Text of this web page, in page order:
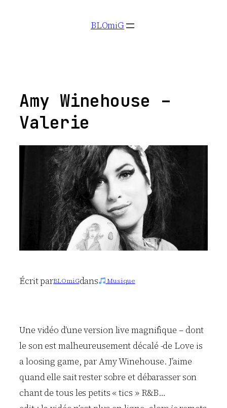
BLOmiG
Amy Winehouse –
Valerie
Écrit parBLOmiGdans Musique
Une vidéo d’une version live magnifique – dont
le son est malheureusement décalé -de Love is
a loosing game, par Amy Winehouse. J’aime
quand elle sait rester sobre et débarasser son
chant de tous les petits « tics » R&B…